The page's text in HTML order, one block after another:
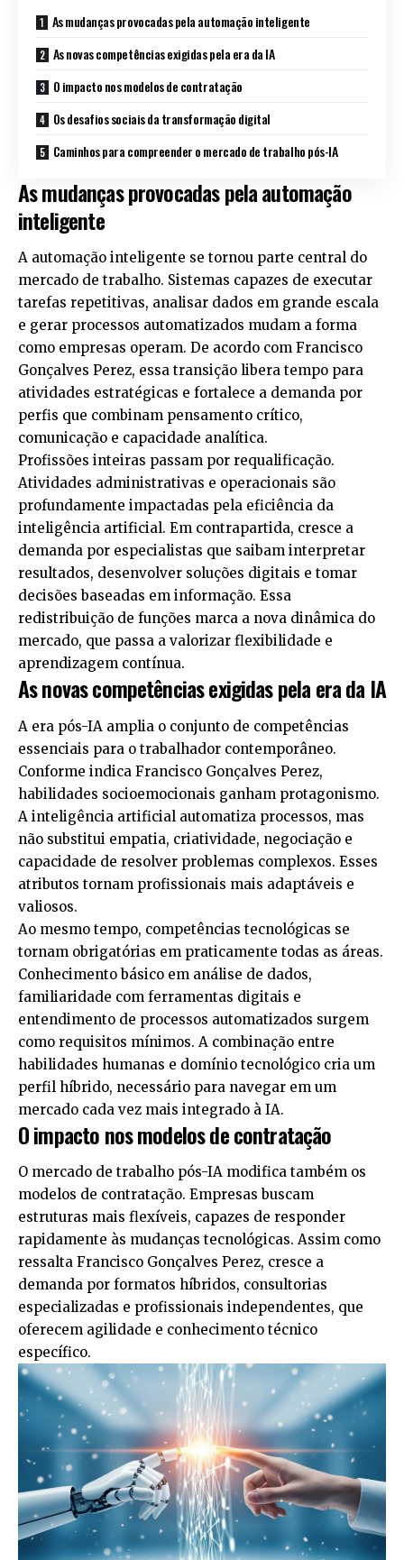
As mudanças provocadas pela automação inteligente
As novas competências exigidas pela era da IA
O impacto nos modelos de contratação
Os desafios sociais da transformação digital
Caminhos para compreender o mercado de trabalho pós-IA
As mudanças provocadas pela automação
inteligente
A automação inteligente se tornou parte central do
mercado de trabalho. Sistemas capazes de executar
tarefas repetitivas, analisar dados em grande escala
e gerar processos automatizados mudam a forma
como empresas operam. De acordo com Francisco
Gonçalves Perez, essa transição libera tempo para
atividades estratégicas e fortalece a demanda por
perfis que combinam pensamento crítico,
comunicação e capacidade analítica.
Profissões inteiras passam por requalificação.
Atividades administrativas e operacionais são
profundamente impactadas pela eficiência da
inteligência artificial. Em contrapartida, cresce a
demanda por especialistas que saibam interpretar
resultados, desenvolver soluções digitais e tomar
decisões baseadas em informação. Essa
redistribuição de funções marca a nova dinâmica do
mercado, que passa a valorizar flexibilidade e
aprendizagem contínua.
As novas competências exigidas pela era da IA
A era pós-IA amplia o conjunto de competências
essenciais para o trabalhador contemporâneo.
Conforme indica Francisco Gonçalves Perez,
habilidades socioemocionais ganham protagonismo.
A inteligência artificial automatiza processos, mas
não substitui empatia, criatividade, negociação e
capacidade de resolver problemas complexos. Esses
atributos tornam profissionais mais adaptáveis e
valiosos.
Ao mesmo tempo, competências tecnológicas se
tornam obrigatórias em praticamente todas as áreas.
Conhecimento básico em análise de dados,
familiaridade com ferramentas digitais e
entendimento de processos automatizados surgem
como requisitos mínimos. A combinação entre
habilidades humanas e domínio tecnológico cria um
perfil híbrido, necessário para navegar em um
mercado cada vez mais integrado à IA.
O impacto nos modelos de contratação
O mercado de trabalho pós-IA modifica também os
modelos de contratação. Empresas buscam
estruturas mais flexíveis, capazes de responder
rapidamente às mudanças tecnológicas. Assim como
ressalta Francisco Gonçalves Perez, cresce a
demanda por formatos híbridos, consultorias
especializadas e profissionais independentes, que
oferecem agilidade e conhecimento técnico
específico.